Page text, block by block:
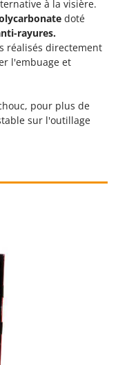
à la visière.
doté
rayures.
réalisés directement
l'embuage et
pour plus de
sur l'outillage